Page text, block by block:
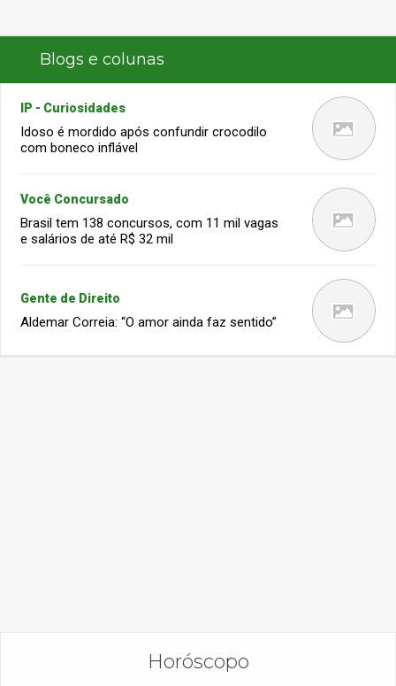
Blogs e colunas
IP - Curiosidades
Idoso é mordido após confundir crocodilo
com boneco inflável
Você Concursado
Brasil tem 138 concursos, com 11 mil vagas
e salários de até R$ 32 mil
Gente de Direito
Aldemar Correia: “O amor ainda faz sentido”
Horóscopo